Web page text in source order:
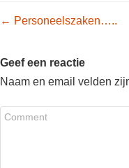
Post
← Personeelszaken…..
Geef een reactie
Naam en email velden